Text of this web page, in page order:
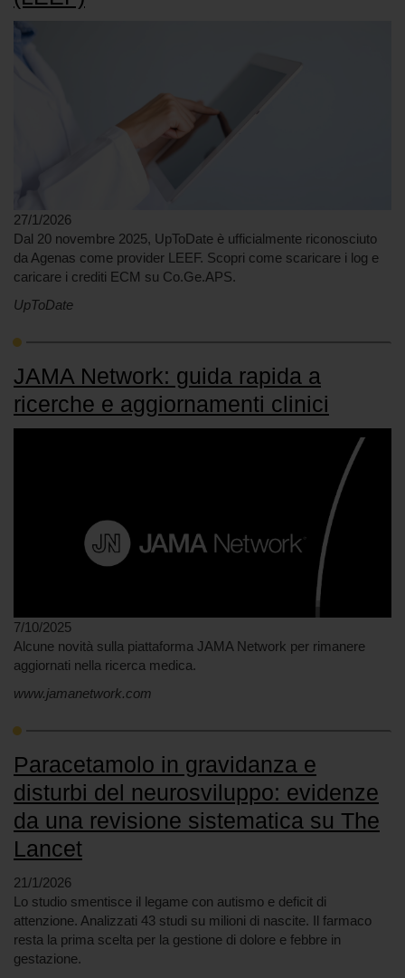
27/1/2026
Dal 20 novembre 2025, UpToDate è ufficialmente riconosciuto
da Agenas come provider LEEF. Scopri come scaricare i log e
caricare i crediti ECM su Co.Ge.APS.
UpToDate
JAMA Network: guida rapida a
ricerche e aggiornamenti clinici
7/10/2025
Alcune novità sulla piattaforma JAMA Network per rimanere
aggiornati nella ricerca medica.
www.jamanetwork.com
Paracetamolo in gravidanza e
disturbi del neurosviluppo: evidenze
da una revisione sistematica su The
Lancet
21/1/2026
Lo studio smentisce il legame con autismo e deficit di
attenzione. Analizzati 43 studi su milioni di nascite. Il farmaco
resta la prima scelta per la gestione di dolore e febbre in
gestazione.